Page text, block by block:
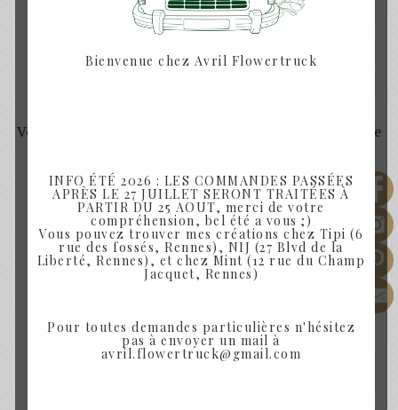
Lieu : A mon atelier, dans la ZI SUD-EST, au 8 bis
Rue des Landelles 35510 Cesson Sevigné.
Vous pourrez confectionner votre propre couronne
Atelier en petit groupe.
Si vous avez un bon cadeau, envoyez moi
directement un mail pour réserver :
avril.flowertruck@gmail.com
* Si le nombre minimum de participants n’est pas
Bienvenue chez Avril Flowertruck
INFO ÉTÉ 2026 : LES COMMANDES PASSÉES
APRÈS LE 27 JUILLET SERONT TRAITÉES À
PARTIR DU 25 AOUT, merci de votre
compréhension, bel été a vous ;)
Vous pouvez trouver mes créations chez Tipi (6
rue des fossés, Rennes), NIJ (27 Blvd de la
Liberté, Rennes), et chez Mint (12 rue du Champ
Jacquet, Rennes)
Pour toutes demandes particulières n'hésitez
pas à envoyer un mail à
avril.flowertruck@gmail.com